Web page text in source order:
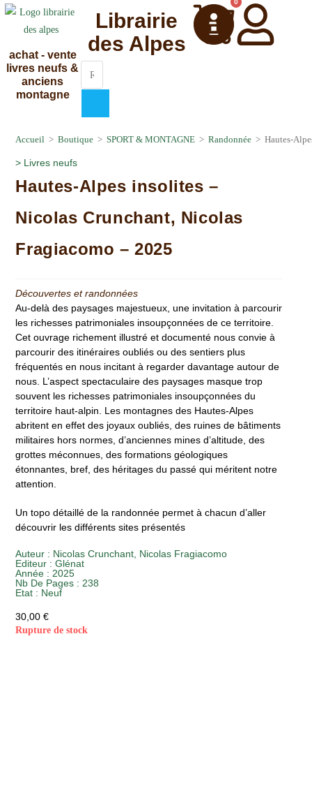
achat - vente
livres neufs &
anciens
montagne
0
Librairie
des Alpes
Accueil > Boutique > SPORT & MONTAGNE > Randonnée > Hautes-
> Livres neufs
Hautes-Alpes insolites –
Nicolas Crunchant, Nicolas
Fragiacomo – 2025
Découvertes et randonnées
Au-delà des paysages majestueux, une invitation à parcourir
les richesses patrimoniales insoupçonnées de ce territoire.
Cet ouvrage richement illustré et documenté nous convie à
parcourir des itinéraires oubliés ou des sentiers plus
fréquentés en nous incitant à regarder davantage autour de
nous. L’aspect spectaculaire des paysages masque trop
souvent les richesses patrimoniales insoupçonnées du
territoire haut-alpin. Les montagnes des Hautes-Alpes
abritent en effet des joyaux oubliés, des ruines de bâtiments
militaires hors normes, d’anciennes mines d’altitude, des
grottes méconnues, des formations géologiques
étonnantes, bref, des héritages du passé qui méritent notre
attention.
Un topo détaillé de la randonnée permet à chacun d’aller
découvrir les différents sites présentés
Auteur : Nicolas Crunchant, Nicolas Fragiacomo
Editeur :Glénat
Année :2025
Nb De Pages : 238
Etat : Neuf
30,00€
Rupture de stock